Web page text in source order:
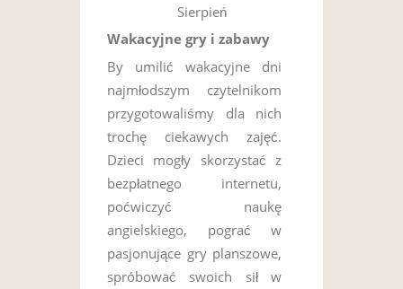
Sierpień
Wakacyjne gry i zabawy
By umilić wakacyjne dni
najmłodszym czytelnikom
przygotowaliśmy dla nich
trochę ciekawych zajęć.
Dzieci mogły skorzystać z
bezpłatnego internetu,
poćwiczyć naukę
angielskiego, pograć w
pasjonujące gry planszowe,
spróbować swoich sił w